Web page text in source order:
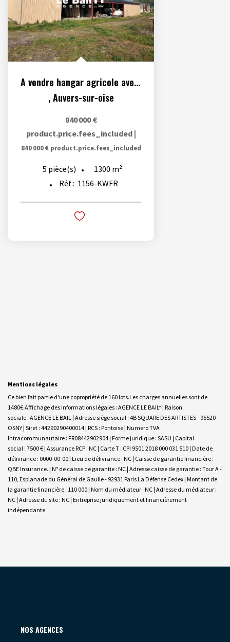
A vendre hangar agricole avec maison d'habitation
,Auvers-sur-oise
840 000 €
product.price.fees_included |
840 000 € product.price.fees_included
5 pièce(s) 1300 m²
Réf : 1156-KWFR
Mentions légales
Ce bien fait partie d'une copropriété de 160 lots.Les charges annuelles sont de
1480€.Affichage des informations légales : AGENCE LE BAIL* | Raison
sociale : AGENCE LE BAIL | Adresse siège social : 4B SQUARE DES ARTISTES - 95520
OSNY | Siret : 44290290400014 | RCS : Pontoise | Numero TVA
Intracommunautaire : FR08442902904 | Forme juridique : SASU | Capital
social : 7500 € | Assurance RCP : NC | Carte T : CPI 9501 2018 000 031 510 | Date de
délivrance : 0000-00-00 | Lieu de délivrance : NC | Caisse de garantie financière :
QBE Insurance. | N° de caisse de garantie : NC | Adresse caisse de garantie : Tour A -
110, Esplanade du Général de Gaulle - 92931 Paris La Défense Cedex | Montant de
la garantie financière : 110 000 | Nom du médiateur : NC | Adresse du médiateur :
NC | Adresse du site : NC | Entreprise juridiquement et financièrement
indépendante
NOS AGENCES